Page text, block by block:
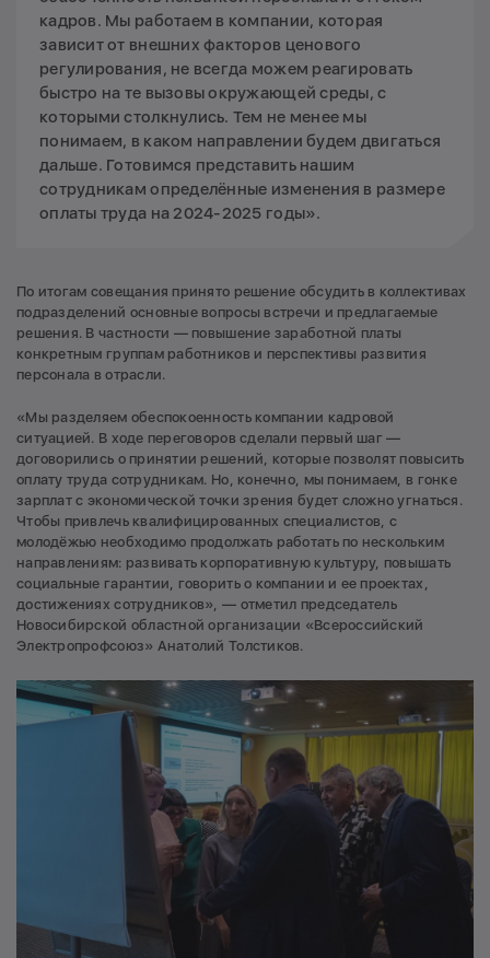
кадров. Мы работаем в компании, которая
зависит от внешних факторов ценового
регулирования, не всегда можем реагировать
быстро на те вызовы окружающей среды, с
которыми столкнулись. Тем не менее мы
понимаем, в каком направлении будем двигаться
дальше. Готовимся представить нашим
сотрудникам определённые изменения в размере
оплаты труда на 2024-2025 годы».
По итогам совещания принято решение обсудить в коллективах
подразделений основные вопросы встречи и предлагаемые
решения. В частности — повышение заработной платы
конкретным группам работников и перспективы развития
персонала в отрасли.
«Мы разделяем обеспокоенность компании кадровой
ситуацией. В ходе переговоров сделали первый шаг —
договорились о принятии решений, которые позволят повысить
оплату труда сотрудникам. Но, конечно, мы понимаем, в гонке
зарплат с экономической точки зрения будет сложно угнаться.
Чтобы привлечь квалифицированных специалистов, с
молодёжью необходимо продолжать работать по нескольким
направлениям: развивать корпоративную культуру, повышать
социальные гарантии, говорить о компании и ее проектах,
достижениях сотрудников», — отметил председатель
Новосибирской областной организации «Всероссийский
Электропрофсоюз» Анатолий Толстиков.